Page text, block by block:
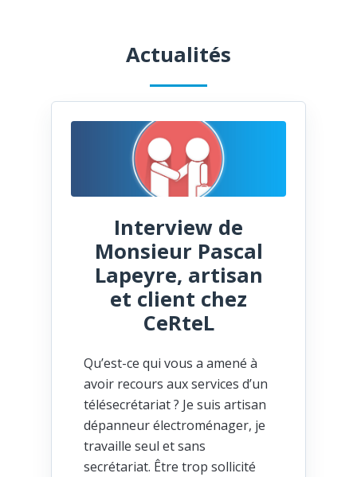
Actualités
Interview de
Monsieur Pascal
Lapeyre, artisan
et client chez
CeRteL
Qu’est-ce qui vous a amené à
avoir recours aux services d’un
télésecrétariat ? Je suis artisan
dépanneur électroménager, je
travaille seul et sans
secrétariat. Être trop sollicité